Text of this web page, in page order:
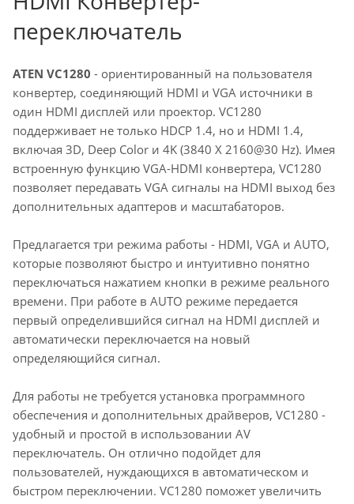
переключатель
ATEN VC1280 - ориентированный на пользователя
конвертер, соединяющий HDMI и VGA источники в
один HDMI дисплей или проектор. VC1280
поддерживает не только HDCP 1.4, но и HDMI 1.4,
включая 3D, Deep Color и 4K (3840 X 2160@30 Hz). Имея
встроенную функцию VGA-HDMI конвертера, VC1280
позволяет передавать VGA сигналы на HDMI выход без
дополнительных адаптеров и масштабаторов.
Предлагается три режима работы - HDMI, VGA и AUTO,
которые позволяют быстро и интуитивно понятно
переключаться нажатием кнопки в режиме реального
времени. При работе в AUTO режиме передается
первый определившийся сигнал на HDMI дисплей и
автоматически переключается на новый
определяющийся сигнал.
Для работы не требуется установка программного
обеспечения и дополнительных драйверов, VC1280 -
удобный и простой в использовании AV
переключатель. Он отлично подойдет для
пользователей, нуждающихся в автоматическом и
быстром переключении. VC1280 поможет увеличить